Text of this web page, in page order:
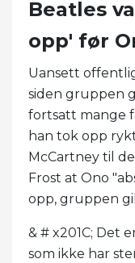
Beatles
opp' før
Uansett
siden gruppen
fortsatt mange
han tok opp
McCartney til
Frost at Ono
opp, gruppen
& # x201C; Det
som ikke har